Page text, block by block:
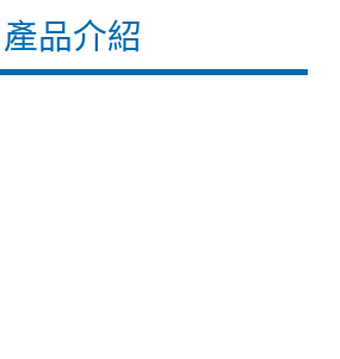
產品介紹